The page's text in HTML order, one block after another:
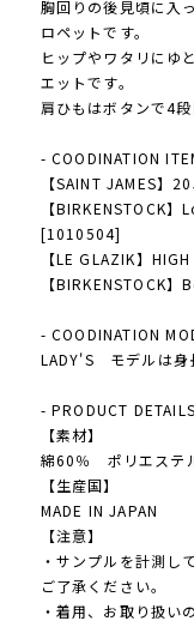
胸回りの後見頃に入
ロペットです。
ヒップやワタリにゆ
エットです。
肩ひもはボタンで4段
- COODINATION
【SAINT JAMES】
【BIRKENSTOCK
[1010504]
【LE GLAZIK】
【BIRKENSTOCK
- COODINATION
LADY'S モデルは身
- PRODUCT
【素材】
綿60％ ポリエステ
【生産国】
MADE IN JAPAN
【注意】
・サンプルを計測し
ご了承ください。
・着用、お取り扱い